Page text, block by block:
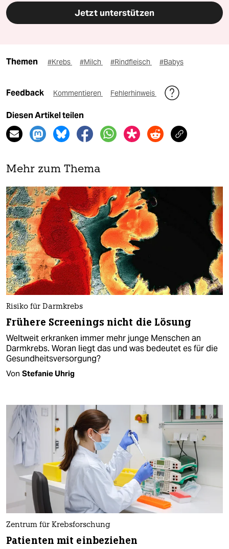
Jetzt unterstützen
Themen #Krebs #Milch #Rindfleisch #Babys
Feedback Kommentieren Fehlerhinweis
Diesen Artikel teilen
Mehr zum Thema
Risiko für Darmkrebs
Frühere Screenings nicht die Lösung
Weltweit erkranken immer mehr junge Menschen an
Darmkrebs. Woran liegt das und was bedeutet es für die
Gesundheitsversorgung?
Von Stefanie Uhrig
Zentrum für Krebsforschung
Patienten mit einbeziehen